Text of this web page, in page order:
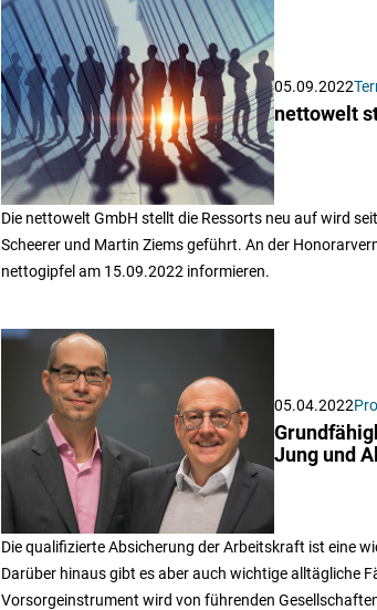
05.09.2022
nettowelt
Die nettowelt GmbH stellt die Ressorts neu auf wird
Scheerer und Martin Ziems geführt. An der
nettogipfel am 15.09.2022 informieren.
05.04.2022
Jung und
Die qualifizierte Absicherung der Arbeitskraft ist eine
Darüber hinaus gibt es aber auch wichtige alltägliche
Vorsorgeinstrument wird von führenden